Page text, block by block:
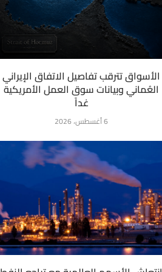
الأسواق تترقب تفاصيل الاتفاق الإيراني
العُماني وبيانات سوق العمل الأمريكية
غداً
6 أغسطس، 2026